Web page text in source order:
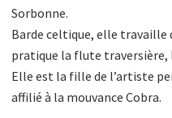
Sorbonne.
Barde celtique, elle travaille
pratique la flute traversière,
Elle est la fille de l’artiste
affilié à la mouvance Cobra.